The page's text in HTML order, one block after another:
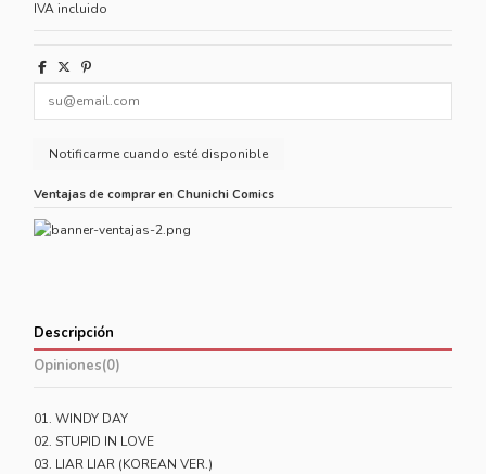
IVA incluido
Ventajas de comprar en Chunichi Comics
Descripción
Opiniones(0)
01. WINDY DAY
02. STUPID IN LOVE
03. LIAR LIAR (KOREAN VER.)